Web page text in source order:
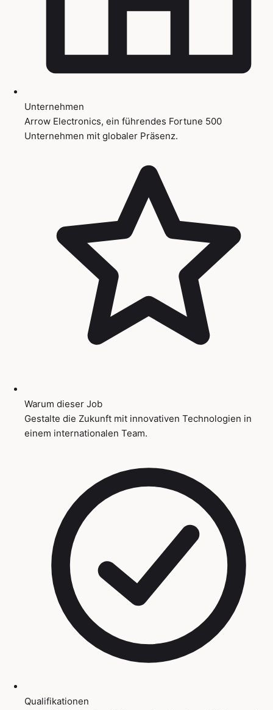
Unternehmen
Arrow Electronics, ein führendes Fortune 500
Unternehmen mit globaler Präsenz.
Warum dieser Job
Gestalte die Zukunft mit innovativen Technologien in
einem internationalen Team.
Qualifikationen